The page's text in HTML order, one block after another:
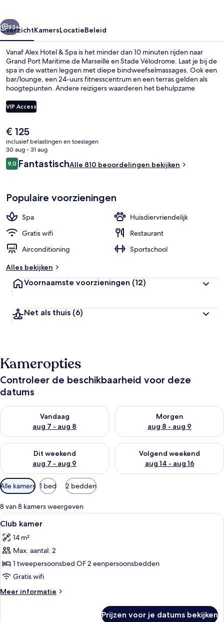
Volgende
93+
OverzichtKamersLocatieBeleid
Vanaf Alex Hotel & Spa is het minder dan 10 minuten rijden naar
Grand Port Maritime de Marseille en Stade Vélodrome. Laat je bij de
spa in de watten leggen met diepe bindweefselmassages. Ook een
bar/lounge, een 24-uurs fitnesscentrum en een terras gelden als
hoogtepunten. Andere reizigers waarderen het behulpzame
Station St. Charles ligt vlakbij en Station Noailles ligt 7 minuten
verderop.
VIP Access
De
huidige
prijs
is
€ 125
€ 125
inclusief belastingen en toeslagen
30 aug - 31 aug
Beoordelingen
9,09,0 op 10 –
FantastischAlle 810 beoordelingen bekijken
Populaire voorzieningen
Spa
Huisdiervriendelijk
Gratis wifi
Restaurant
Airconditioning
Sportschool
Alles bekijken
Voornaamste voorzieningen (12)
Net als thuis (6)
Kameropties
Controleer de beschikbaarheid voor deze
datums
Vandaag
aug 7 - aug 8
De beschikbaarheid controleren voor vanavond aug 7 - aug 8
Morgen
aug 8 - aug 9
De beschikbaarheid
Dit weekend
aug 7 - aug 9
De beschikbaarheid controleren voor dit weekend aug 7 -
Volgend weekend
aug 14 - aug 16
De beschikbaarheid
Beschikbare
filters
voor
kamers
Alle kamers 1 bed 2 bedden
8 van 8 kamers weergeven
Alle
foto's
voor
Club
kamer
laden
Een moderne hotelkamer met een
10
Club kamer
14 m²
Max. aantal: 2
1 tweepersoonsbed OF 2 eenpersoonsbedden
Gratis wifi
Meer informatie
Meer
Prijzen voor je datums bekijken